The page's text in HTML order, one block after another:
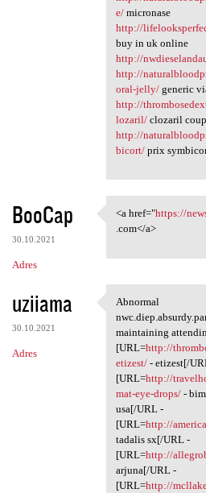
e/micronase
http://
buy in uk online
http://
http://
oral-jelly/generic
http://
lozaril/clozaril
http://
bicort/prix
BooCap
30.10.2021
Adres
<a href="https:/
<a href="https://
.com</a>
uziiama
30.10.2021
Adres
Abnormal
Abnormal
maintaining
[URL=http://
etizest/- etizest[/
[URL=http://
mat-eye-drops/-
usa[/URL -
[URL=http://
tadalis sx[/URL -
[URL=http://
arjuna[/URL -
[URL=http://